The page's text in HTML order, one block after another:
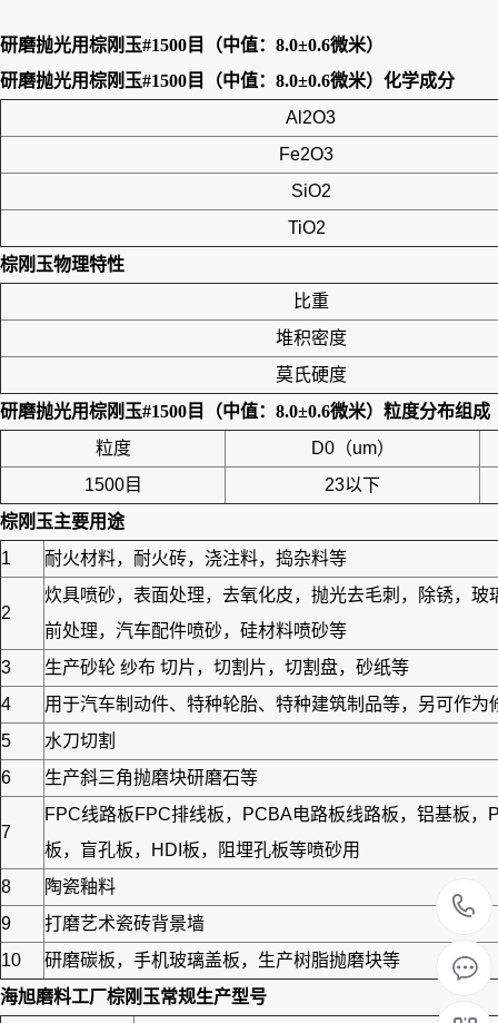
研磨抛光用棕刚玉#1500目（中值：8.0±0.6微米）
研磨抛光用棕刚玉#1500目（中值：8.0±0.6微米） 化学成分
Al2O3
Fe2O3
SiO2
TiO2
棕刚玉物理特性
比重
堆积密度
莫氏硬度
研磨抛光用棕刚玉#1500目（中值：8.0±0.6微米） 粒度分布组成
粒度
D0（um）
1500目
23以下
棕刚玉主要用途
1
耐火材料，耐火砖，浇注料，捣杂料等
2
炊具喷砂，表面处理，去氧化皮，抛光去毛刺，除锈，
前处理，汽车配件喷砂，硅材料喷砂等
3
生产砂轮 纱布 切片，切割片，切割盘，砂纸等
4
用于汽车制动件、特种轮胎、特种建筑制品等，另可作
5
水刀切割
6
生产斜三角抛磨块研磨石等
7
FPC线路板FPC排线板，PCBA电路板线路板，铝基板
板，盲孔板，HDI板，阻埋孔板等喷砂用
8
陶瓷釉料
9
打磨艺术瓷砖背景墙
10
研磨碳板，手机玻璃盖板，生产树脂抛磨块等
海旭磨料工厂棕刚玉常规生产型号